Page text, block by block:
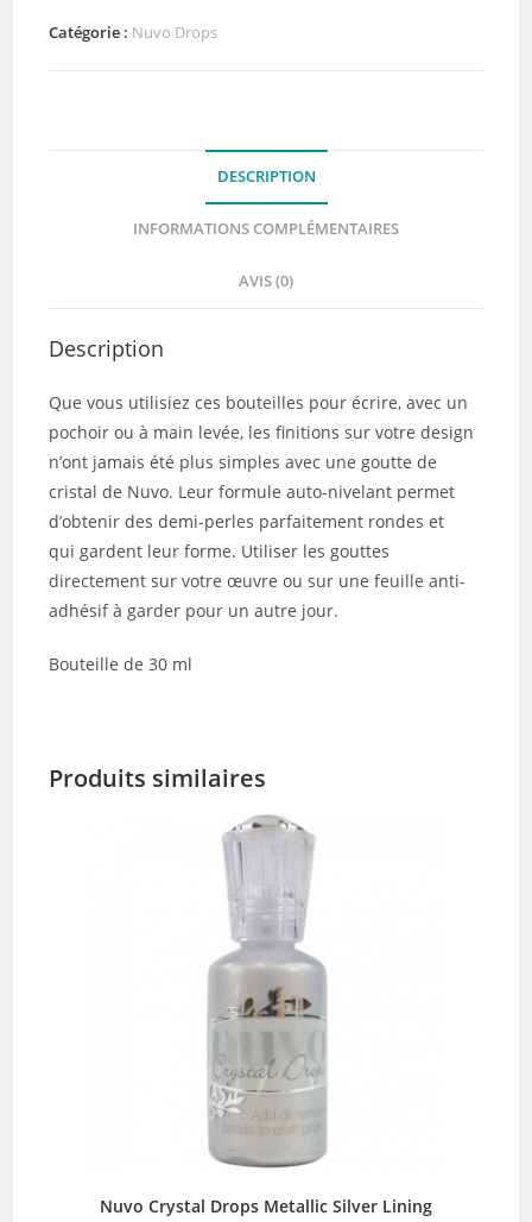
Gloss
Catégorie : Nuvo Drops
DESCRIPTION
INFORMATIONS COMPLÉMENTAIRES
AVIS (0)
Description
Que vous utilisiez ces bouteilles pour écrire, avec un
pochoir ou à main levée, les finitions sur votre design
n’ont jamais été plus simples avec une goutte de
cristal de Nuvo. Leur formule auto-nivelant permet
d’obtenir des demi-perles parfaitement rondes et
qui gardent leur forme. Utiliser les gouttes
directement sur votre œuvre ou sur une feuille anti-
adhésif à garder pour un autre jour.
Bouteille de 30 ml
Produits similaires
Nuvo Crystal Drops Metallic Silver Lining